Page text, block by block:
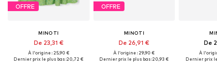
OFFRE
MINOTI
De 23,31 €
À l'origine : 25,90 €
Dernier prix le plus bas :20,72 €
OFFRE
MINOTI
De 26,91 €
À l'origine : 29,90 €
Dernier prix le plus bas :20,93 €
De
À
Dernier prix